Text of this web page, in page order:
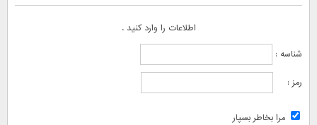
اطلاعات را وارد کنید .
شناسه :
رمز :
مرا بخاطر بسپار